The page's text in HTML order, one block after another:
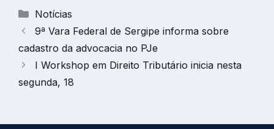
Categorias
Notícias
9ª Vara Federal de Sergipe informa sobre
cadastro da advocacia no PJe
I Workshop em Direito Tributário inicia nesta
segunda, 18